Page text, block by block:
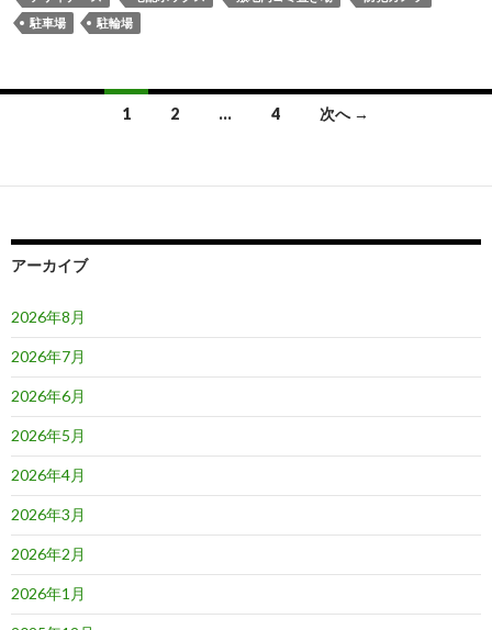
駐車場
駐輪場
ナ
ゲ
ー
シ
ョ
ン
1 2 … 4 次へ →
アーカイブ
2026年8月
2026年7月
2026年6月
2026年5月
2026年4月
2026年3月
2026年2月
2026年1月